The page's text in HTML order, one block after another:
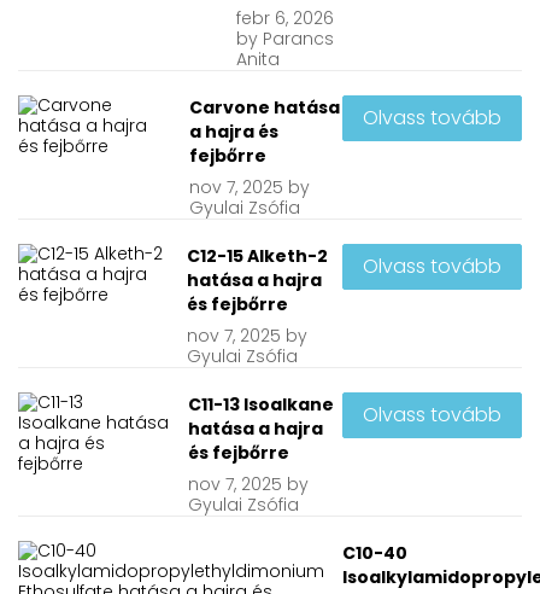
febr 6, 2026
by Parancs
Anita
Carvone hatása
a hajra és
fejbőrre
nov 7, 2025 by
Gyulai Zsófia
Olvass tovább
C12-15 Alketh-2
hatása a hajra
és fejbőrre
nov7, 2025 by
Gyulai Zsófia
Olvass tovább
C11-13 Isoalkane
hatása a hajra
és fejbőrre
nov 7, 2025 by
Gyulai Zsófia
Olvass tovább
C10-40